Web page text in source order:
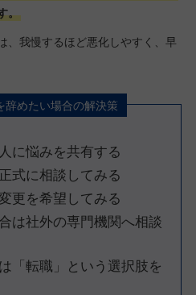
。
、我慢するほど悪化しやすく、早
辞めたい場合の解決策
に悩みを共有する
式に相談してみる
更を希望してみる
は社外の専門機関へ相談
「転職」という選択肢を